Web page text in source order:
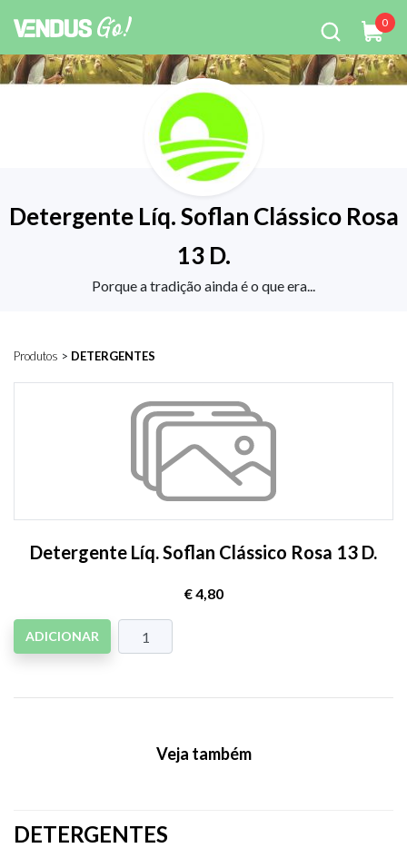
0
Detergente Líq. Soflan Clássico Rosa
13 D.
Porque a tradição ainda é o que era...
Produtos > DETERGENTES
Detergente Líq. Soflan Clássico Rosa 13 D.
€ 4,80
ADICIONAR
Veja também
DETERGENTES